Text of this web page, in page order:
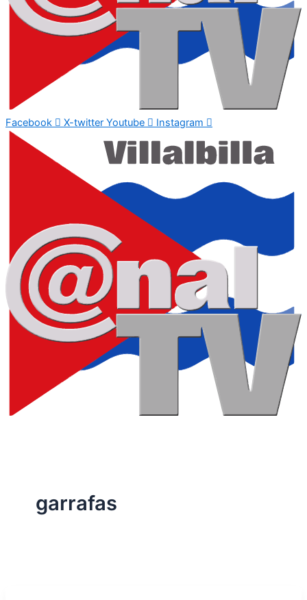
Facebook X-twitter Youtube Instagram
garrafas